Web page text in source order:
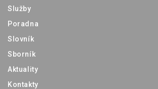
Služby
Poradna
Slovník
Sborník
Aktuality
Kontakty